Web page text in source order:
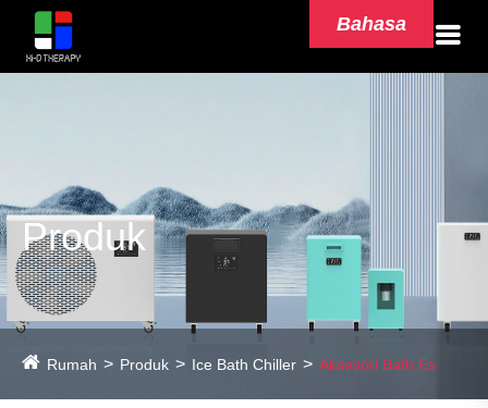
Bahasa
Produk
Rumah Produk Ice Bath Chiller Aksesori Bath Es